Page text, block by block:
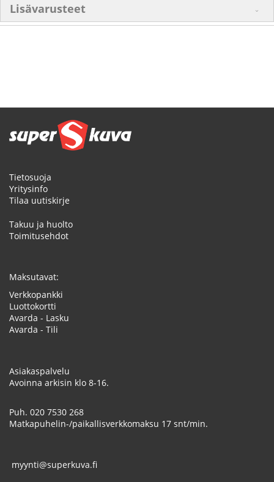
Lisävarusteet
Tietosuoja
Yritysinfo
Tilaa uutiskirje
Takuu ja huolto
Toimitusehdot
Maksutavat:
Verkkopankki
Luottokortti
Avarda - Lasku
Avarda - Tili
Asiakaspalvelu
Avoinna arkisin klo 8-16.
Puh. 020 7530 268
Matkapuhelin-/paikallisverkkomaksu 17 snt/min.
myynti@superkuva.fi